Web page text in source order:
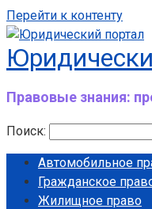
Перейти к контенту
Правовые знания:
Поиск:
Автомобильное
Гражданское
Жилищное право